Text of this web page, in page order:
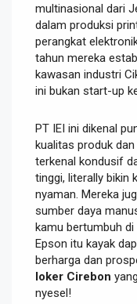
multinasional dari
dalam produksi
perangkat
tahun mereka
kawasan industri
ini bukan start-up
PT IEI ini dikenal
kualitas produk
terkenal kondusif
tinggi, literally bikin
nyaman. Mereka
sumber daya
kamu bertumbuh di
Epson itu kayak
berharga dan
loker Cirebon
nyesel!